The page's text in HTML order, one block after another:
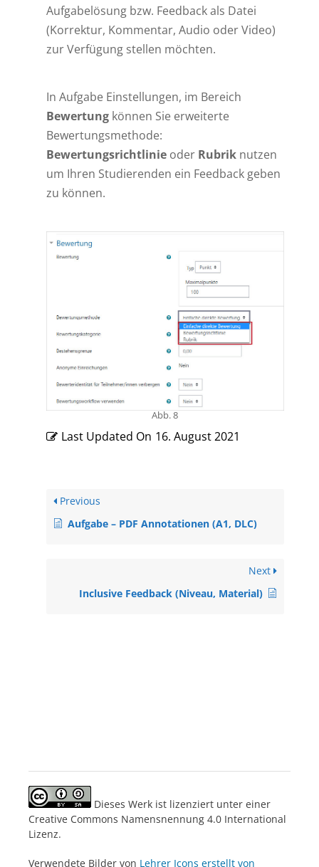
Aufgabelösung bzw. Feedback als Datei
(Korrektur, Kommentar, Audio oder Video)
zur Verfügung stellen möchten.
In Aufgabe Einstellungen, im Bereich
Bewertungkönnen Sie erweiterte
Bewertungsmethode:
Bewertungsrichtlinieoder Rubriknutzen
um Ihren Studierenden ein Feedback geben
zu können.
Abb. 8
Last Updated On 16. August 2021
Previous
Aufgabe – PDF Annotationen (A1, DLC)
Next
Inclusive Feedback (Niveau, Material)
Dieses Werk ist lizenziert unter einer
Creative Commons Namensnennung 4.0 International
Lizenz.
Verwendete Bilder von Lehrer Icons erstellt von